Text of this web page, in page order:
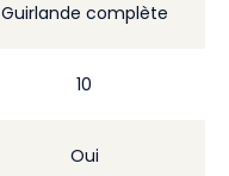
Guirlande complète
10
Oui